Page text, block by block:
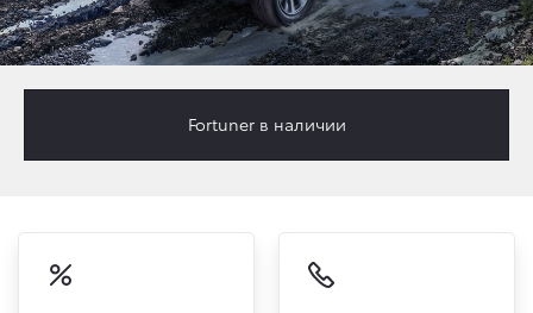
Fortuner в наличии